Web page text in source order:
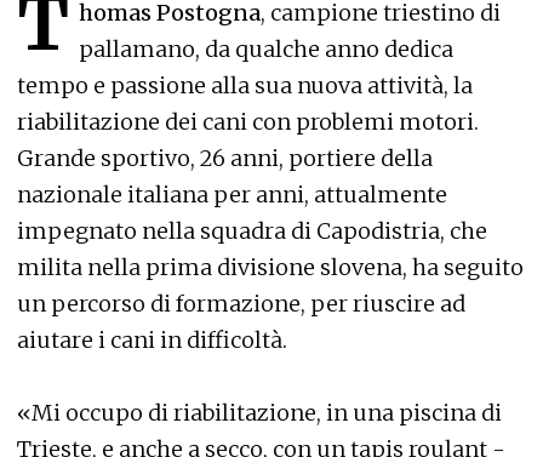
T homas Postogna, campione triestino di
pallamano, da qualche anno dedica
tempo e passione alla sua nuova attività, la
riabilitazione dei cani con problemi motori.
Grande sportivo, 26 anni, portiere della
nazionale italiana per anni, attualmente
impegnato nella squadra di Capodistria, che
milita nella prima divisione slovena, ha seguito
un percorso di formazione, per riuscire ad
aiutare i cani in difficoltà.
«Mi occupo di riabilitazione, in una piscina di
Trieste, e anche a secco, con un tapis roulant -